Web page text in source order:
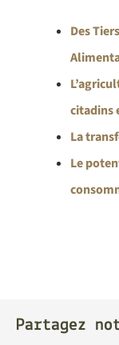
Des
citadins
La
Le
Partagez